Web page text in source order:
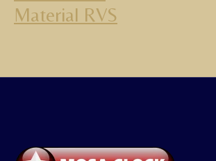
Material RVS